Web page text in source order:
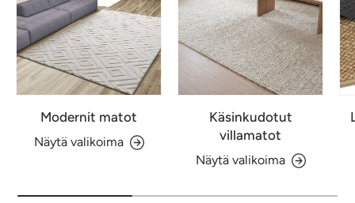
Modernit matot
Näytä valikoima
Käsinkudotut
villamatot
Näytä valikoima